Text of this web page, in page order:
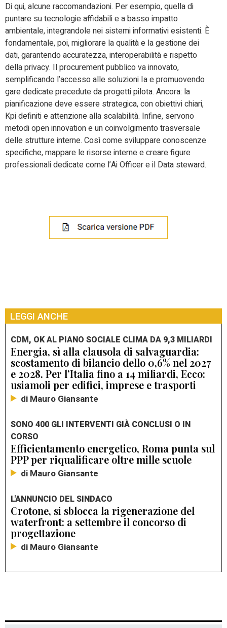
Di qui, alcune raccomandazioni. Per esempio, quella di
puntare su tecnologie affidabili e a basso impatto
ambientale, integrandole nei sistemi informativi esistenti. È
fondamentale, poi, migliorare la qualità e la gestione dei
dati, garantendo accuratezza, interoperabilità e rispetto
della privacy. Il procurement pubblico va innovato,
semplificando l’accesso alle soluzioni Ia e promuovendo
gare dedicate precedute da progetti pilota. Ancora: la
pianificazione deve essere strategica, con obiettivi chiari,
Kpi definiti e attenzione alla scalabilità. Infine, servono
metodi open innovation e un coinvolgimento trasversale
delle strutture interne. Così come sviluppare conoscenze
specifiche, mappare le risorse interne e creare figure
professionali dedicate come l’Ai Officer e il Data steward.
LEGGI ANCHE
CDM, OK AL PIANO SOCIALE CLIMA DA 9,3 MILIARDI
Energia, sì alla clausola di salvaguardia:
scostamento di bilancio dello 0,6% nel 2027
e 2028. Per l’Italia fino a 14 miliardi, Ecco:
usiamoli per edifici, imprese e trasporti
di Mauro Giansante
SONO 400 GLI INTERVENTI GIÀ CONCLUSI O IN
CORSO
Efficientamento energetico, Roma punta sul
PPP per riqualificare oltre mille scuole
di Mauro Giansante
L'ANNUNCIO DEL SINDACO
Crotone, si sblocca la rigenerazione del
waterfront: a settembre il concorso di
progettazione
di Mauro Giansante